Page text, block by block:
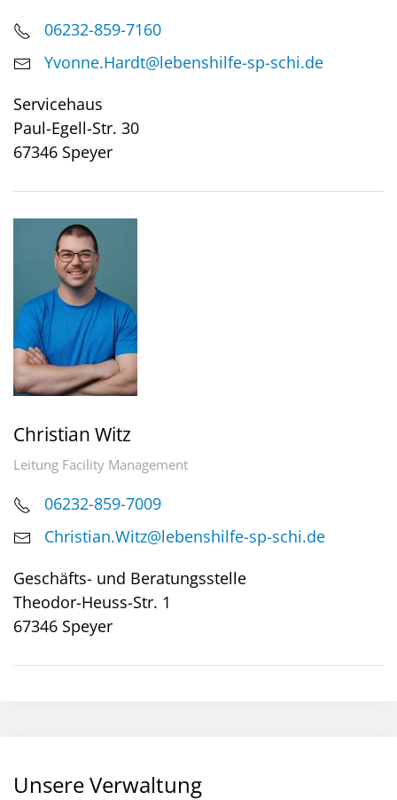
06232-859-7160
Yvonne.Hardt@lebenshilfe-sp-schi.de
Servicehaus
Paul-Egell-Str. 30
67346 Speyer
Christian Witz
Leitung Facility Management
06232-859-7009
Christian.Witz@lebenshilfe-sp-schi.de
Geschäfts- und Beratungsstelle
Theodor-Heuss-Str. 1
67346 Speyer
Unsere Verwaltung